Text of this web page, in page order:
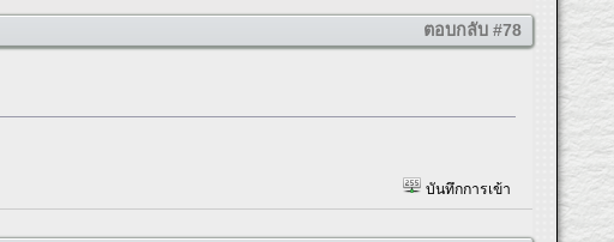
ตอบกลับ #78
บันทึกการเข้า